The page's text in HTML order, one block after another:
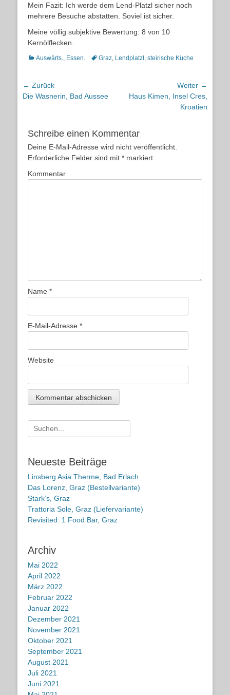
Mein Fazit: Ich werde dem Lend-Platzl sicher noch
mehrere Besuche abstatten. Soviel ist sicher.
Meine völlig subjektive Bewertung: 8 von 10
Kernölflecken.
Kategorien
Auswärts., Essen. Schlagworte
Graz, Lendplatzl , steirische Küche
Beitragsnavigation
← Zurück
Vorheriger
Die Wasnerin, Bad Aussee
Weiter →
Nächster
Haus Kimen, Insel Cres,
Kroatien
Schreibe einen Kommentar
Deine E-Mail-Adresse wird nicht veröffentlicht.
Erforderliche Felder sind mit * markiert
Kommentar
Name *
E-Mail-Adresse *
Website
Suche
nach:
Neueste Beiträge
Linsberg Asia Therme, Bad Erlach
Das Lorenz, Graz (Bestellvariante)
Stark’s, Graz
Trattoria Sole, Graz (Liefervariante)
Revisited: 1 Food Bar, Graz
Archiv
Mai 2022
April 2022
März 2022
Februar 2022
Januar 2022
Dezember 2021
November 2021
Oktober 2021
September 2021
August 2021
Juli 2021
Juni 2021